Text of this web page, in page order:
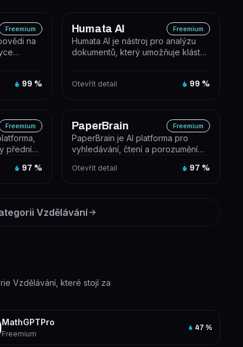
Freemium
na
báze a
99 %
Humata AI Freemium
Humata AI je nástroj pro analýzu
dokumentů, který umožňuje klást
Otevřít detail 99 %
Freemium
předních
97 %
PaperBrain Freemium
PaperBrain je AI platforma pro
vyhledávání, čtení a porozumění
G...
Otevřít detail 97 %
Vzdělávání
Vzdělávání, které stojí za
MathGPTPro
Freemium
47 %